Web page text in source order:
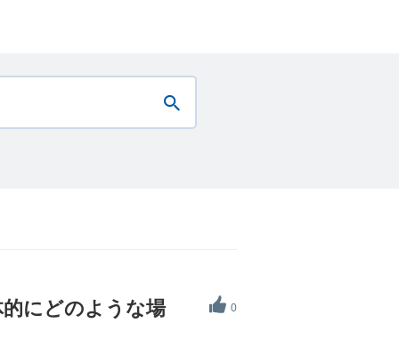
0
にどのような場